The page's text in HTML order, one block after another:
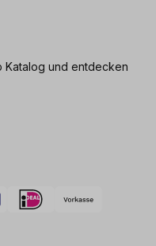
Katalog und entdecken